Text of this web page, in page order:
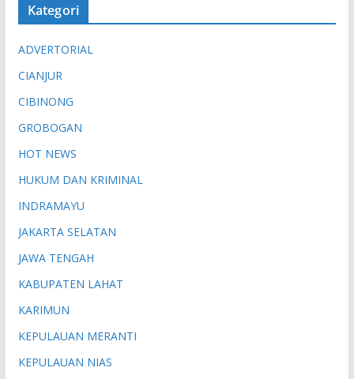
Kategori
ADVERTORIAL
CIANJUR
CIBINONG
GROBOGAN
HOT NEWS
HUKUM DAN KRIMINAL
INDRAMAYU
JAKARTA SELATAN
JAWA TENGAH
KABUPATEN LAHAT
KARIMUN
KEPULAUAN MERANTI
KEPULAUAN NIAS